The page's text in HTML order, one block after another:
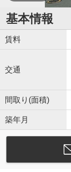
基本情報
賃料
交通
間取り(面積)
築年月